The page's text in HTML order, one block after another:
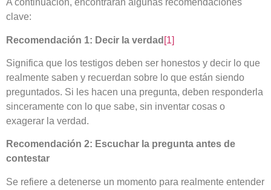
A continuación, encontrarán algunas recomendaciones
clave:
Recomendación 1: Decir la verdad [1]
Significa que los testigos deben ser honestos y decir lo que
realmente saben y recuerdan sobre lo que están siendo
preguntados. Si les hacen una pregunta, deben responderla
sinceramente con lo que sabe, sin inventar cosas o
exagerar la verdad.
Recomendación 2: Escuchar la pregunta antes de
contestar
Se refiere a detenerse un momento para realmente entender